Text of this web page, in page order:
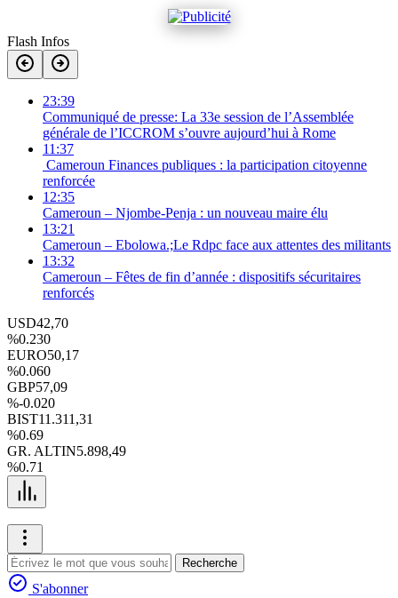
Flash Infos
23:39
Communiqué de presse: La 33e session de l’Assemblée
générale de l’ICCROM s’ouvre aujourd’hui à Rome
11:37
Cameroun Finances publiques : la participation citoyenne
renforcée
12:35
Cameroun – Njombe-Penja : un nouveau maire élu
13:21
Cameroun – Ebolowa.;Le Rdpc face aux attentes des militants
13:32
Cameroun – Fêtes de fin d’année : dispositifs sécuritaires
renforcés
USD42,70
%0.230
EURO50,17
%0.060
GBP57,09
%-0.020
BIST11.311,31
%0.69
GR. ALTIN5.898,49
%0.71
Recherche
S'abonner